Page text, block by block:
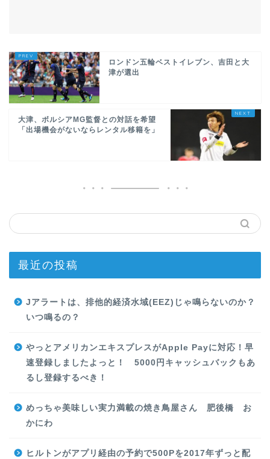
ロンドン五輪ベストイレブン、吉田と大
津が選出
大津、ボルシアMG監督との対話を希望
「出場機会がないならレンタル移籍を」
最近の投稿
Jアラートは、排他的経済水域(EEZ)じゃ鳴らないのか？
いつ鳴るの？
やっとアメリカンエキスプレスがApple Payに対応！早
速登録しましたよっと！ 5000円キャッシュバックもあ
るし登録するべき！
めっちゃ美味しい実力満載の焼き鳥屋さん 肥後橋 お
かにわ
ヒルトンがアプリ経由の予約で500Pを2017年ずっと配